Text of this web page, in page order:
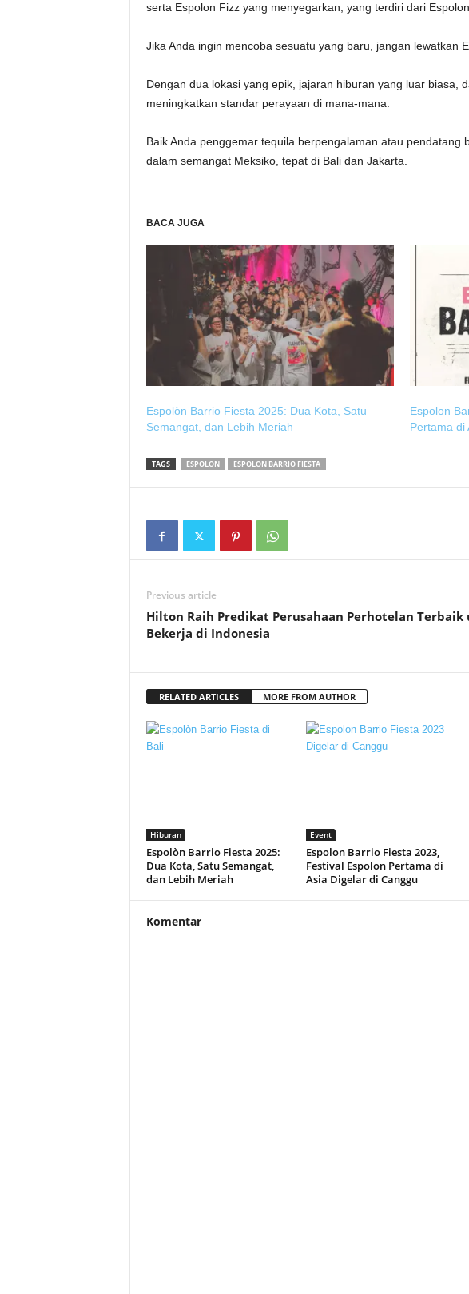
serta Espolon Fizz yang menyegarkan, yang terdiri dari
Jika Anda ingin mencoba sesuatu yang baru, jangan lewatkan
Dengan dua lokasi yang epik, jajaran hiburan yang luar biasa,
meningkatkan standar perayaan di mana-mana.
Baik Anda penggemar tequila berpengalaman atau
dalam semangat Meksiko, tepat di Bali dan Jakarta.
BACA JUGA
Espolòn Barrio Fiesta 2025: Dua Kota, Satu
Semangat, dan Lebih Meriah
Espolon
Pertama di
TAGS ESPOLON ESPOLON BARRIO FIESTA
Previous article
Hilton Raih Predikat Perusahaan Perhotelan Terbaik
Bekerja di Indonesia
RELATED ARTICLES MORE FROM AUTHOR
Hiburan
Espolòn Barrio Fiesta 2025:
Dua Kota, Satu Semangat,
dan Lebih Meriah
Event
Espolon Barrio Fiesta 2023,
Festival Espolon Pertama di
Asia Digelar di Canggu
Komentar